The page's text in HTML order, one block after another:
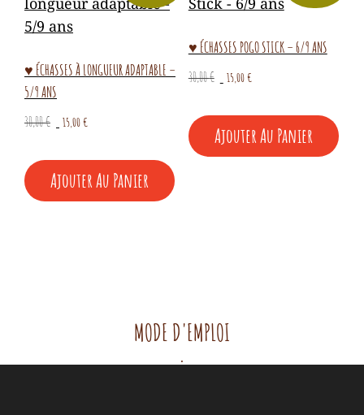
♥ ÉCHASSES À LONGUEUR ADAPTABLE –
5/9 ANS
30,00€
Le
initial
était :
30,00 €.
15,00€
actuel
est :
15,00 €.
Ajouter Au Panier
♥ ÉCHASSES POGO STICK – 6/9 ANS
30,00€
Le
initial
était :
30,00 €.
15,00€
actuel
est :
15,00 €.
Ajouter Au Panier
MODE D'EMPLOI
.